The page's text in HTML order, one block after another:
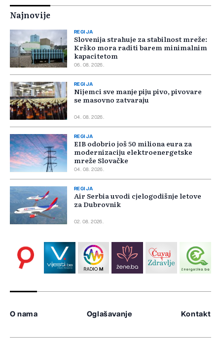
Najnovije
REGIJA
Slovenija strahuje za stabilnost mreže:
Krško mora raditi barem minimalnim
kapacitetom
06. 08. 2026.
REGIJA
Nijemci sve manje piju pivo, pivovare
se masovno zatvaraju
04. 08. 2026.
REGIJA
EIB odobrio još 50 miliona eura za
modernizaciju elektroenergetske
mreže Slovačke
04. 08. 2026.
REGIJA
Air Serbia uvodi cjelogodišnje letove
za Dubrovnik
02. 08. 2026.
O nama Oglašavanje Kontakt